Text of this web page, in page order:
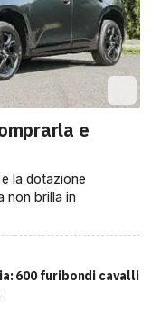
e
la dotazione
non brilla in
600 furibondi cavalli